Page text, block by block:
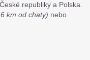
republiky a Polska.
km od chaty) nebo